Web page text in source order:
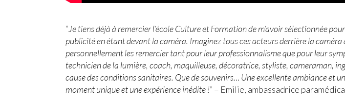
“Je tiens déjà à remercier l’école Culture et Formation de m’avoir sélectionnée
publicité en étant devant la caméra. Imaginez tous ces acteurs derrière la
personnellement les remercier tant pour leur professionnalisme que pour leur
technicien de la lumière, coach, maquilleuse, décoratrice, styliste, cameraman,
cause des conditions sanitaires. Que de souvenirs… Une excellente ambiance et
moment unique et une expérience inédite !” – Emilie, ambassadrice